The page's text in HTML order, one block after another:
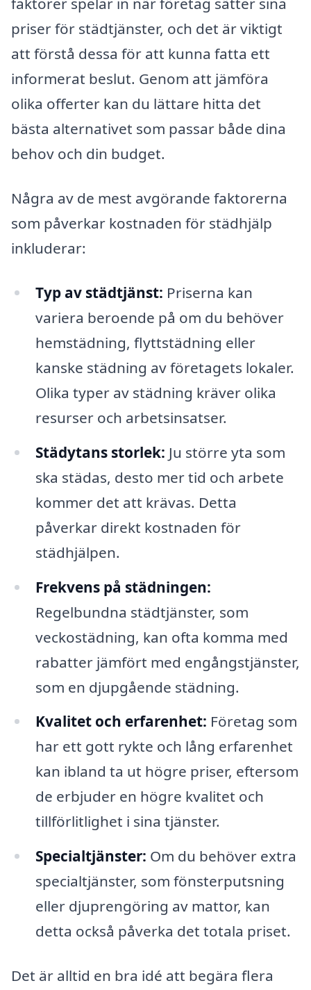
priser för städtjänster, och det är viktigt
att förstå dessa för att kunna fatta ett
informerat beslut. Genom att jämföra
olika offerter kan du lättare hitta det
bästa alternativet som passar både dina
behov och din budget.
Några av de mest avgörande faktorerna
som påverkar kostnaden för städhjälp
inkluderar:
Typ av städtjänst: Priserna kan
variera beroende på om du behöver
hemstädning, flyttstädning eller
kanske städning av företagets lokaler.
Olika typer av städning kräver olika
resurser och arbetsinsatser.
Städytans storlek: Ju större yta som
ska städas, desto mer tid och arbete
kommer det att krävas. Detta
påverkar direkt kostnaden för
städhjälpen.
Frekvens på städningen:
Regelbundna städtjänster, som
veckostädning, kan ofta komma med
rabatter jämfört med engångstjänster,
som en djupgående städning.
Kvalitet och erfarenhet: Företag som
har ett gott rykte och lång erfarenhet
kan ibland ta ut högre priser, eftersom
de erbjuder en högre kvalitet och
tillförlitlighet i sina tjänster.
Specialtjänster: Om du behöver extra
specialtjänster, som fönsterputsning
eller djuprengöring av mattor, kan
detta också påverka det totala priset.
Det är alltid en bra idé att begära flera